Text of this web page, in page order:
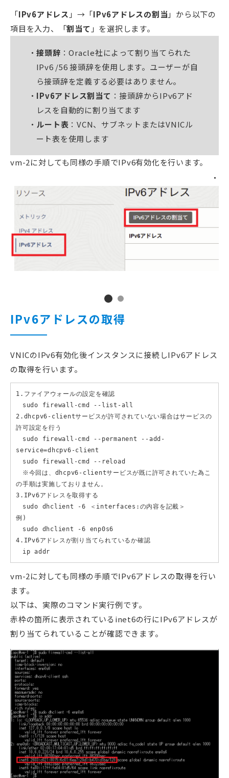
「IPv6アドレス 」→「IPv6アドレスの割当 」から以下の
項目を入力、「割当て 」を選択します。
接頭辞 ：Oracle社によって割り当てられた
IPv6 /56 接頭辞を使用します。ユーザーが自
ら接頭辞を定義する必要はありません。
IPv6アドレス割当て ：接頭辞からIPv6アド
レスを自動的に割り当てます
ルート表 ：VCN、サブネットまたはVNICル
ート表を使用します
vm-2に対しても同様の手順でIPv6有効化を行います。
IPv6アドレスの取得
VNICのIPv6有効化後インスタンスに接続しIPv6アドレス
の取得を行います。
1.ファイアウォールの設定を確認
sudo firewall-cmd --list-all
2.dhcpv6-clientサービスが許可されていない場合はサービスの
許可設定を行う
sudo firewall-cmd --permanent --add-
service=dhcpv6-client
sudo firewall-cmd --reload
※今回は、dhcpv6-clientサービスが既に許可されていた為こ
の手順は実施しておりません。
3.IPv6アドレスを取得する
sudo dhclient -6 ＜interfaces:の内容を記載＞
例)
sudo dhclient -6 enp0s6
4.IPv6アドレスが割り当てられているか確認
ip addr
vm-2に対しても同様の手順でIPv6アドレスの取得を行い
ます。
以下は、実際のコマンド実行例です。
赤枠の箇所に表示されているinet6の行にIPv6アドレスが
割り当てられていることが確認できます。